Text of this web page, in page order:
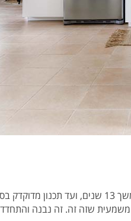
מאז ומעולם עיצוב ואמנות היו חלק ממני. מחוגים לאמנות ובלט קלאסי
משמעית שזה זה. זה נבנה